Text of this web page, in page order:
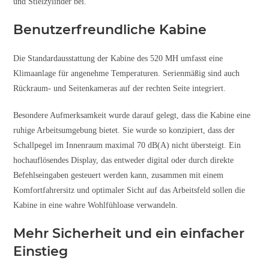
Benutzerfreundliche Kabine
Die Standardausstattung der Kabine des 520 MH umfasst eine
Klimaanlage für angenehme Temperaturen. Serienmäßig sind auch
Rückraum- und Seitenkameras auf der rechten Seite integriert.
Besondere Aufmerksamkeit wurde darauf gelegt, dass die Kabine eine
ruhige Arbeitsumgebung bietet. Sie wurde so konzipiert, dass der
Schallpegel im Innenraum maximal 70 dB(A) nicht übersteigt. Ein
hochauflösendes Display, das entweder digital oder durch direkte
Befehlseingaben gesteuert werden kann, zusammen mit einem
Komfortfahrersitz und optimaler Sicht auf das Arbeitsfeld sollen die
Kabine in eine wahre Wohlfühloase verwandeln.
Mehr Sicherheit und ein einfacher
Einstieg